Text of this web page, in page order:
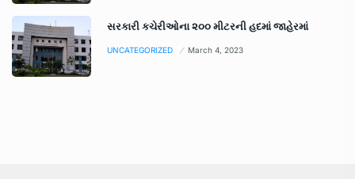
સરકારી કચેરીઓના ૨૦૦ મીટરની હદમાં જાહેરમાં
UNCATEGORIZED March 4, 2023